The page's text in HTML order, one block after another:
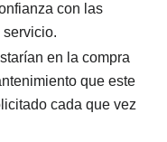
con las
servicio.
en la compra
que este
cada que vez